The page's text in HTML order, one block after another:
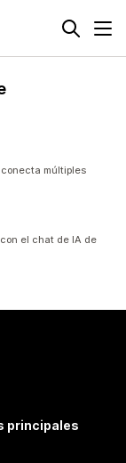
múltiples
el chat de IA de
principales